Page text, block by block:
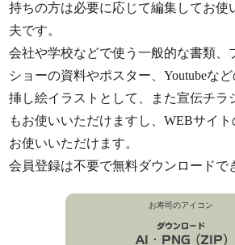
持ちの方は必要に応じて編集してお使
夫です。
会社や学校などで使う一般的な書類、
ショーの資料やポスター、Youtubeな
挿し絵イラストとして、また宣伝チラ
もお使いいただけますし、WEBサイ
お使いいただけます。
会員登録は不要で無料ダウンロードで
お寿司のアイコン